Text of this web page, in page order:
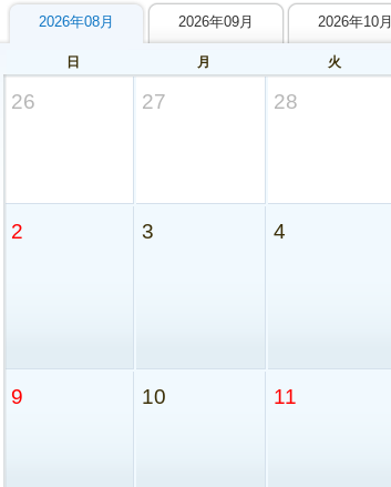
2026年08月 2026年09月 2026年10月
日 月 火
26 27 28
2 3 4
9 10 11